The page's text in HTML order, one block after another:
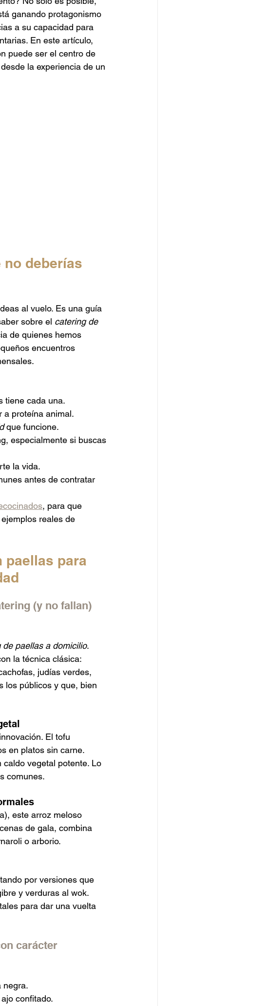
Shower Catering de Hamburguesas
ganando protagonismo
a su capacidad para
En este artículo,
puede ser el centro de
la experiencia de un
no deberías
al vuelo. Es una guía
sobre el catering de
de quienes hemos
encuentros
tiene cada una.
a proteína animal.
que funcione.
especialmente si buscas
la vida.
antes de contratar
, para que
reales de
paellas para
(y no fallan)
de paellas a domicilio.
la técnica clásica:
judías verdes,
los públicos y que, bien
El tofu
en platos sin carne.
vegetal potente. Lo
comunes.
este arroz meloso
de gala, combina
o arborio.
por versiones que
y verduras al wok.
para dar una vuelta
carácter
negra.
confitado.